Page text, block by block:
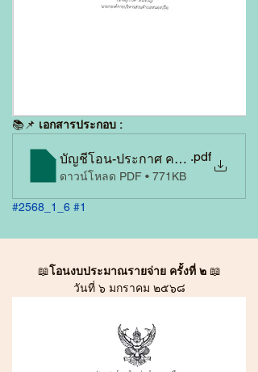
📚📌 เอกสารประกอบ :
บัญชีโอน-ประกาศ ครั้งที่ 1_68
.pdf
ดาวน์โหลด PDF • 771KB
#2568_1_6 #1
📖โอนงบประมาณรายจ่าย ครั้งที่ ๒ 📖
วันที่ ๖ มกราคม ๒๕๖๘